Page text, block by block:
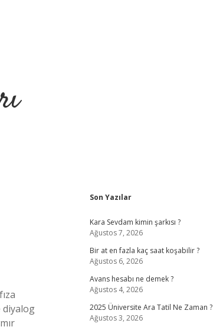
diyalog
Sidebar
Son Yazılar
Kara Sevdam kimin şarkısı ?
Ağustos 7, 2026
Bir at en fazla kaç saat koşabilir ?
Ağustos 6, 2026
Avans hesabı ne demek ?
Ağustos 4, 2026
2025 Üniversite Ara Tatil Ne Zaman ?
Ağustos 3, 2026